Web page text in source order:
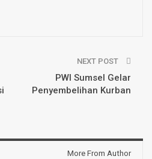
NEXT POST
PWI Sumsel Gelar
Penyembelihan Kurban
More From Author